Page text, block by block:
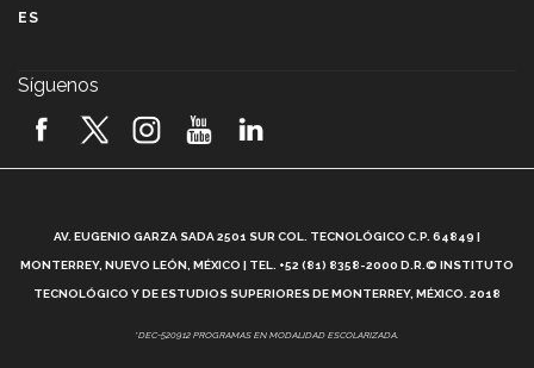
2026! (video)
¿Cómo es el Modelo Educativo Tec? (video)
Vida Tec: Feminismo e Inteligencia Artificial, Paola
ES
Síguenos
AV. EUGENIO GARZA SADA 2501 SUR COL. TECNOLÓGICO C.P. 64849 |
MONTERREY, NUEVO LEÓN, MÉXICO | TEL. +52 (81) 8358-2000 D.R.© INSTITUTO
TECNOLÓGICO Y DE ESTUDIOS SUPERIORES DE MONTERREY, MÉXICO. 2018
*DEC-520912 PROGRAMAS EN MODALIDAD ESCOLARIZADA.